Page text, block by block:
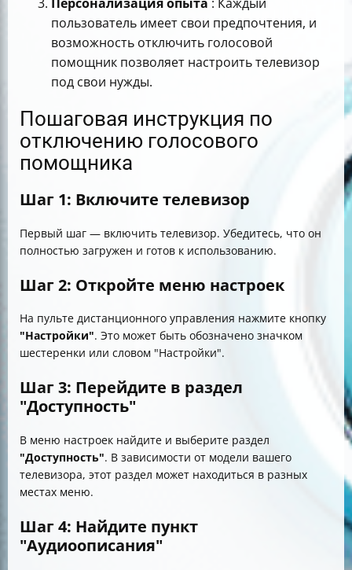
пользователь имеет свои предпочтения, и
возможность отключить голосовой
помощник позволяет настроить телевизор
под свои нужды.
Пошаговая инструкция по
отключению голосового
помощника
Шаг 1: Включите телевизор
Первый шаг — включить телевизор. Убедитесь, что он
полностью загружен и готов к использованию.
Шаг 2: Откройте меню настроек
На пульте дистанционного управления нажмите кнопку
"Настройки". Это может быть обозначено значком
шестеренки или словом "Настройки".
Шаг 3: Перейдите в раздел
"Доступность"
В меню настроек найдите и выберите раздел
"Доступность". В зависимости от модели вашего
телевизора, этот раздел может находиться в разных
местах меню.
Шаг 4: Найдите пункт
"Аудиоописания"